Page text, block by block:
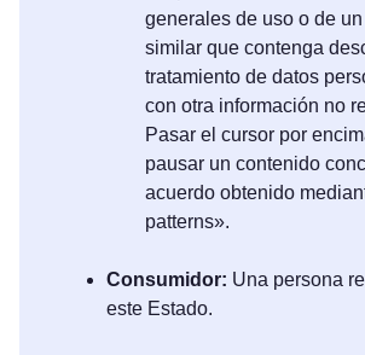
generales de uso o de
similar que contenga
tratamiento de datos
con otra información no
Pasar el cursor por
pausar un contenido
acuerdo obtenido
patterns».
Consumidor: Una persona
este Estado.